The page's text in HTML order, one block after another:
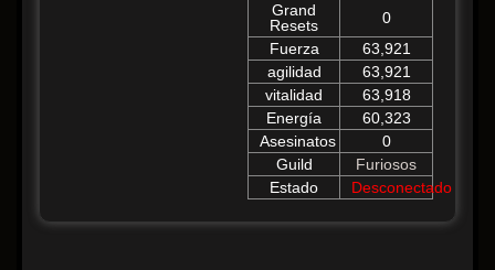
Grand
Resets
0
Fuerza
63,921
agilidad
63,921
vitalidad
63,918
Energía
60,323
Asesinatos
0
Guild
Furiosos
Estado
Desconectado